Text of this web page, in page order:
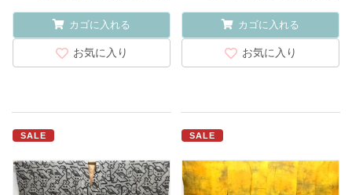
カゴに入れる
お気に入り
カゴに入れる
お気に入り
SALE SALE